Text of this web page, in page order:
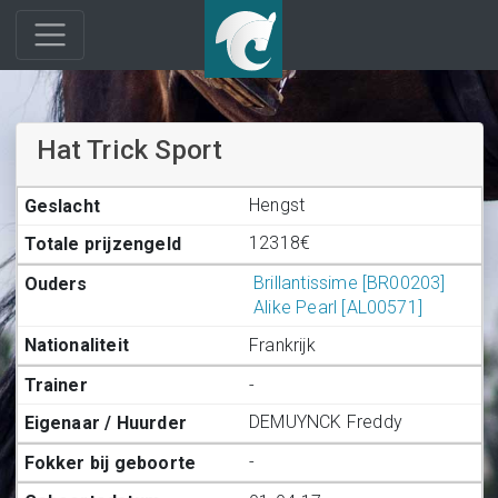
Hat Trick Sport
Hengst
12318€
Brillantissime [BR00203]
Alike Pearl [AL00571]
Frankrijk
-
DEMUYNCK Freddy
-